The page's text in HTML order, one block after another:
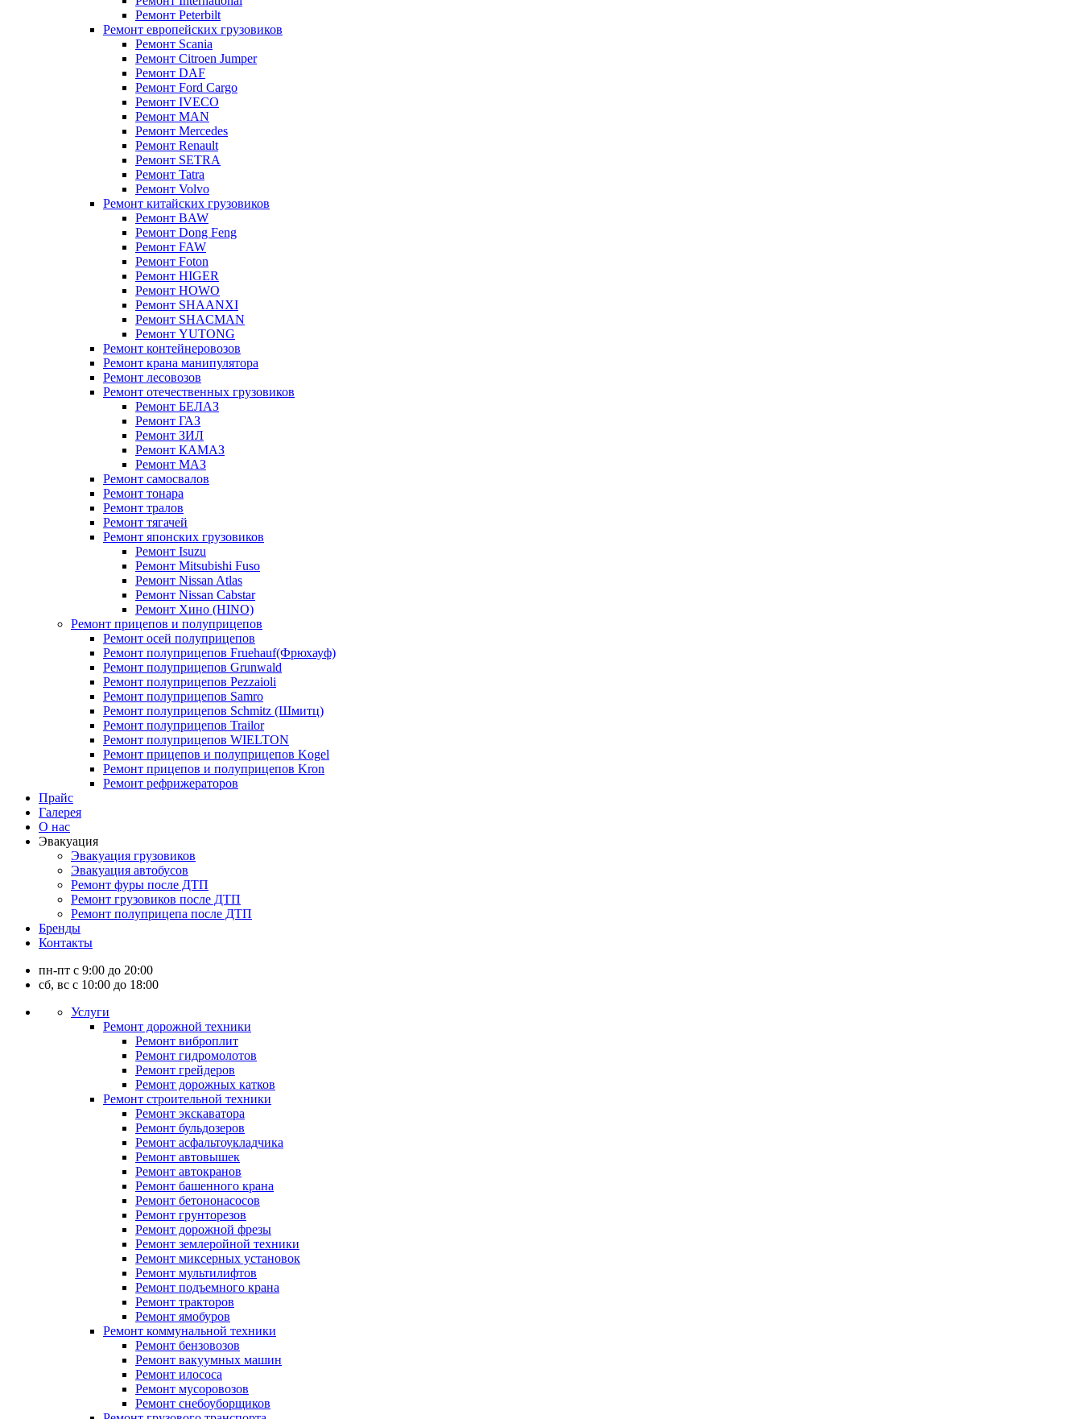
Ремонт Peterbilt
Ремонт европейских грузовиков
Ремонт Scania
Ремонт Citroen Jumper
Ремонт DAF
Ремонт Ford Cargo
Ремонт IVECO
Ремонт MAN
Ремонт Mercedes
Ремонт Renault
Ремонт SETRA
Ремонт Tatra
Ремонт Volvo
Ремонт китайских грузовиков
Ремонт BAW
Ремонт Dong Feng
Ремонт FAW
Ремонт Foton
Ремонт HIGER
Ремонт HOWO
Ремонт SHAANXI
Ремонт SHACMAN
Ремонт YUTONG
Ремонт контейнеровозов
Ремонт крана манипулятора
Ремонт лесовозов
Ремонт отечественных грузовиков
Ремонт БЕЛАЗ
Ремонт ГАЗ
Ремонт ЗИЛ
Ремонт КАМАЗ
Ремонт МАЗ
Ремонт самосвалов
Ремонт тонара
Ремонт тралов
Ремонт тягачей
Ремонт японских грузовиков
Ремонт Isuzu
Ремонт Mitsubishi Fuso
Ремонт Nissan Atlas
Ремонт Nissan Cabstar
Ремонт Хино (HINO)
Ремонт прицепов и полуприцепов
Ремонт осей полуприцепов
Ремонт полуприцепов Fruehauf(Фрюхауф)
Ремонт полуприцепов Grunwald
Ремонт полуприцепов Pezzaioli
Ремонт полуприцепов Samro
Ремонт полуприцепов Schmitz (Шмитц)
Ремонт полуприцепов Trailor
Ремонт полуприцепов WIELTON
Ремонт прицепов и полуприцепов Kogel
Ремонт прицепов и полуприцепов Kron
Ремонт рефрижераторов
Прайс
Галерея
О нас
Эвакуация
Эвакуация грузовиков
Эвакуация автобусов
Ремонт фуры после ДТП
Ремонт грузовиков после ДТП
Ремонт полуприцепа после ДТП
Бренды
Контакты
пн-пт с 9:00 до 20:00
сб, вс с 10:00 до 18:00
Услуги
Ремонт дорожной техники
Ремонт виброплит
Ремонт гидромолотов
Ремонт грейдеров
Ремонт дорожных катков
Ремонт строительной техники
Ремонт экскаватора
Ремонт бульдозеров
Ремонт асфальтоукладчика
Ремонт автовышек
Ремонт автокранов
Ремонт башенного крана
Ремонт бетононасосов
Ремонт грунторезов
Ремонт дорожной фрезы
Ремонт землеройной техники
Ремонт миксерных установок
Ремонт мультилифтов
Ремонт подъемного крана
Ремонт тракторов
Ремонт ямобуров
Ремонт коммунальной техники
Ремонт бензовозов
Ремонт вакуумных машин
Ремонт илососа
Ремонт мусоровозов
Ремонт снебоуборщиков